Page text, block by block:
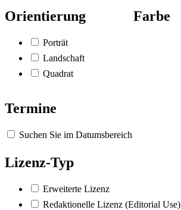
Orientierung
Porträt
Landschaft
Quadrat
Farbe
Termine
Suchen Sie im Datumsbereich
Lizenz-Typ
Erweiterte Lizenz
Redaktionelle Lizenz (Editorial Use)